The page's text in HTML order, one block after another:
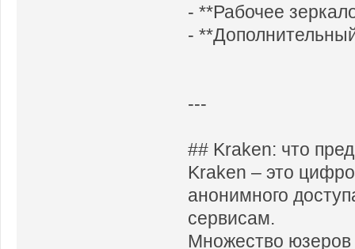
- **Рабочее
-
---
## Kraken: что
Kraken – это
анонимного
сервисам.
Множество юзеров